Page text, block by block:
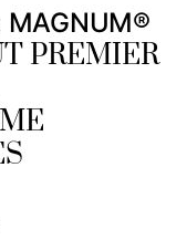
MAGNUM®
PREMIER